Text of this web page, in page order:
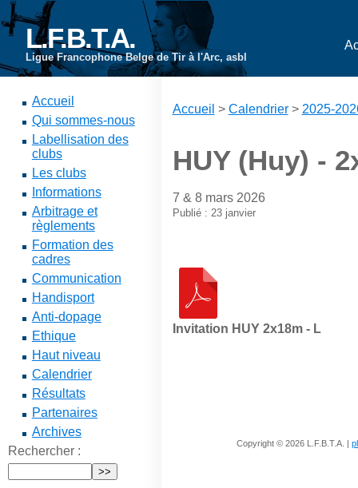
L.F.B.T.A.
Ligue Francophone Belge de Tir à l'Arc, asbl
Accueil
Qui sommes-nous
Labellisation des
clubs
Les clubs
Informations
Arbitrage et
règlements
Formation des
cadres
Communication
Handisport
Anti-dopage
Ethique
Haut niveau
Calendrier
Résultats
Partenaires
Archives
Rechercher :
Accueil > Calendrier> 2025-
HUY (Huy) -
7 & 8 mars 2026
Publié : 23 janvier
Invitation HUY 2x18m - L
Copyright © 2026 L.F.B.T.A. |